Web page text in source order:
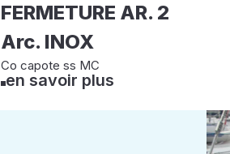
FERMETURE AR. 2
Arc. INOX
Co capote ss MC
en savoir plus